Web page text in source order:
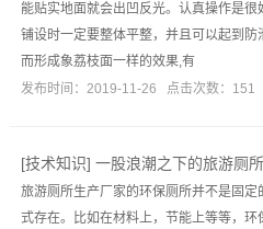
能贴实地面就会出凹反光。认真操作是
铺设时一定要整体平整，并且可以起到
而形成象荔枝面一样的效果,有
发布时间：2019-11-26 点击次数：151
[技术知识] 一股浪潮之下的旅游厕
旅游厕所生产厂家的环保厕所并不是固
式存在。比如在材料上，节能上等等，环